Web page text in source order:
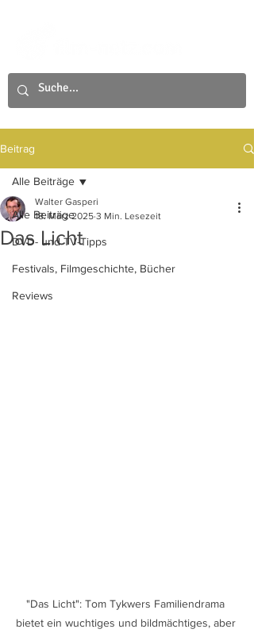
Beitrag
Alle Beiträge
DVD- und TV-Tipps
Festivals, Filmgeschichte, Bücher
Reviews
Alle Beiträge
Das Licht
Walter Gasperi
18. März 2025 3 Min. Lesezeit
"Das Licht": Tom Tykwers Familiendrama
bietet ein wuchtiges und bildmächtiges, aber